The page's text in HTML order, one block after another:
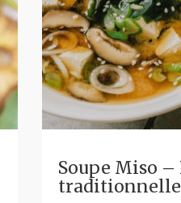
Soupe Miso –
traditionnelle